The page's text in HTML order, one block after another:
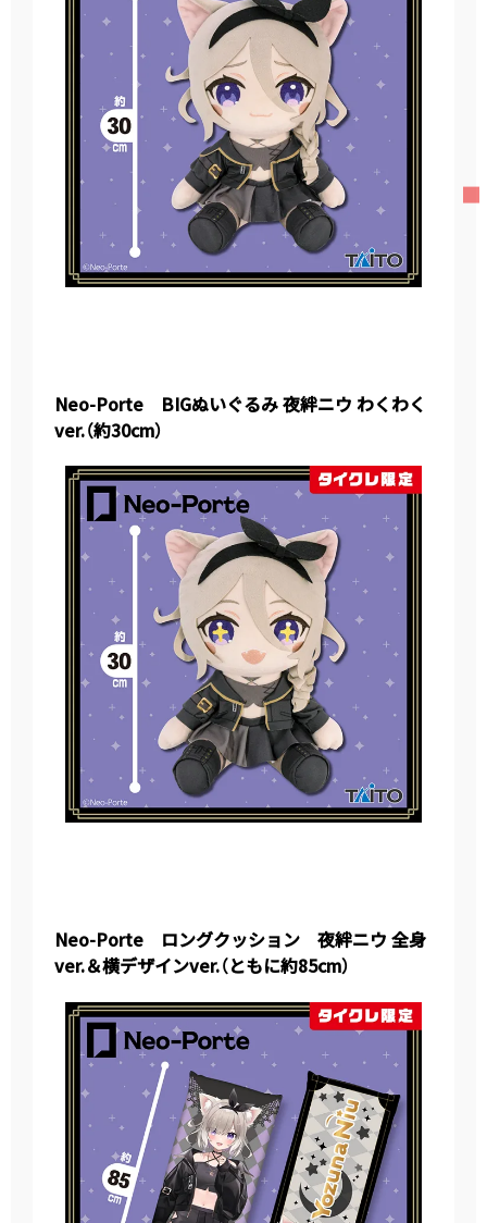
Neo-Porte BIGぬいぐるみ 夜絆ニウ わくわく
ver.（約30cm）
Neo-Porte ロングクッション 夜絆ニウ 全身
ver.＆横デザインver.（ともに約85cm）